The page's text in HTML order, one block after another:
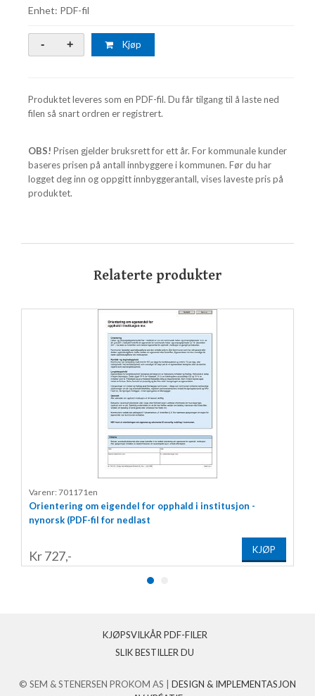
Enhet: PDF-fil
Kjøp
Produktet leveres som en PDF-fil. Du får tilgang til å laste ned
filen så snart ordren er registrert.
OBS! Prisen gjelder bruksrett for ett år. For kommunale kunder
baseres prisen på antall innbyggere i kommunen. Før du har
logget deg inn og oppgitt innbyggerantall, vises laveste pris på
produktet.
Relaterte produkter
Varenr: 701171en
Orientering om eigendel for opphald i institusjon -
nynorsk (PDF-fil for nedlast
Kr 727,- KJØP
KJØPSVILKÅR PDF-FILER
SLIK BESTILLER DU
© SEM & STENERSEN PROKOM AS | DESIGN & IMPLEMENTASJON